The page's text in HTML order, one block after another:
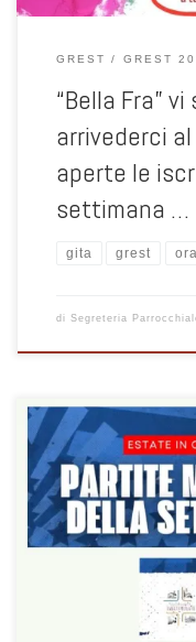
GREST GREST
“Bella Fra”
arrivederci
aperte le
settimana …
gita grest
di Segreteria
OCCHIO ALLA LOCANDINA